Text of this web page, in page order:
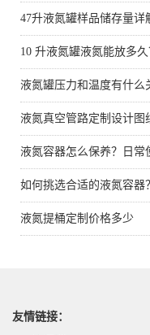
47升液氮罐样品储存量详
10 升液氮罐液氮能放多
液氮罐压力和温度有什么
液氮真空管路定制设计图
液氮容器怎么保养？日常
如何挑选合适的液氮容器
液氮提桶定制价格多少
友情链接：